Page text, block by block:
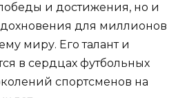
и достижения, но и
для миллионов
миру. Его талант и
в сердцах футбольных
спортсменов на